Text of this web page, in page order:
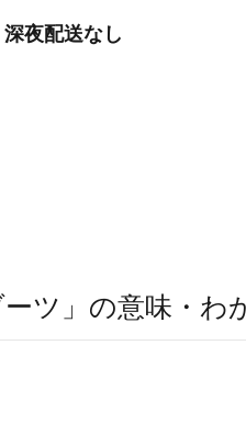
夜配送なし
ーツ」の意味・わ